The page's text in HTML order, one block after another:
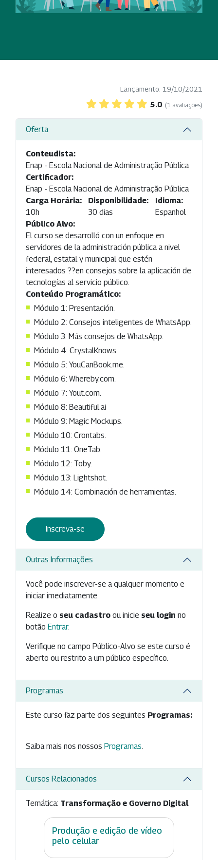
Lançamento: 19/10/2021
5.0 (1 avaliações)
Oferta
Conteudista:
Enap - Escola Nacional de Administração Pública
Certificador:
Enap - Escola Nacional de Administração Pública
Carga Horária:
10h
Disponibilidade:
30 dias
Idioma:
Espanhol
Público Alvo:
El curso se desarrolló con un enfoque en
servidores de la administración pública a nivel
federal, estatal y municipal que estén
interesados ??en consejos sobre la aplicación de
tecnologías al servicio público.
Conteúdo Programático:
Módulo 1: Presentación.
Módulo 2: Consejos inteligentes de WhatsApp.
Módulo 3: Más consejos de WhatsApp.
Módulo 4: CrystalKnows.
Módulo 5: YouCanBook.me.
Módulo 6: Whereby.com.
Módulo 7: Yout.com.
Módulo 8: Beautiful.ai
Módulo 9: Magic Mockups.
Módulo 10: Crontabs.
Módulo 11: OneTab.
Módulo 12: Toby.
Módulo 13: Lightshot.
Módulo 14: Combinación de herramientas.
Inscreva-se
Outras Informações
Você pode inscrever-se a qualquer momento e
iniciar imediatamente.
Realize o seu cadastro ou inicie seu login no
botão Entrar.
Verifique no campo Público-Alvo se este curso é
aberto ou restrito a um público específico.
Programas
Este curso faz parte dos seguintes Programas:
Saiba mais nos nossos Programas
Cursos Relacionados
Temática: Transformação e Governo Digital
Produção e edição de vídeo
pelo celular